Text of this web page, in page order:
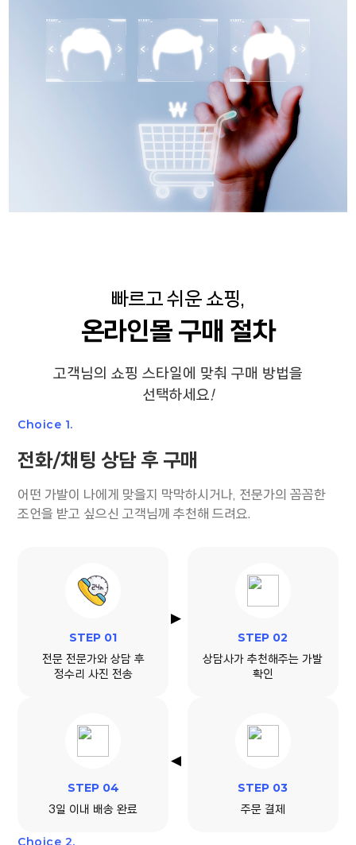
빠르고 쉬운 쇼핑,
온라인몰 구매 절차
고객님의 쇼핑 스타일에 맞춰 구매 방법을
선택하세요!
Choice 1.
전화/채팅 상담 후 구매
어떤 가발이 나에게 맞을지 막막하시거나, 전문가의 꼼꼼한
조언을 받고 싶으신 고객님께 추천해 드려요.
STEP 01
전문 전문가와 상담 후
정수리 사진 전송
STEP 02
상담사가 추천해주는 가발
확인
STEP 04
3일 이내 배송 완료
STEP 03
주문 결제
Choice 2.